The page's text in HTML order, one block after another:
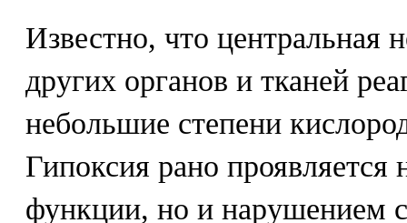
Известно, что центральная
других органов и тканей
небольшие степени
Гипоксия рано проявляется
функции, но и нарушением